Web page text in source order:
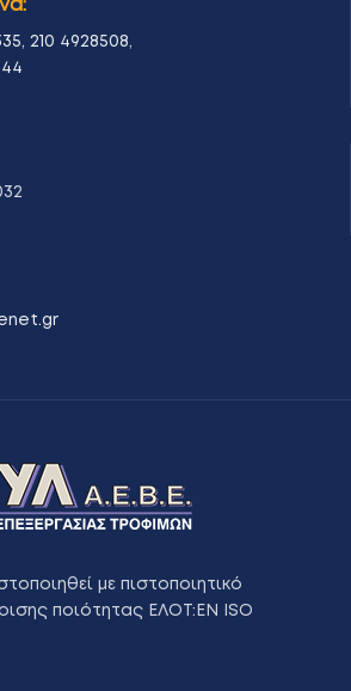
, 210 4928508,
με πιστοποιητικό
ποιότητας ΕΛΟΤ:ΕΝ ISO